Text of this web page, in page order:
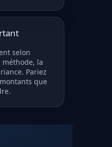
selon
méthode, la
Pariez
que